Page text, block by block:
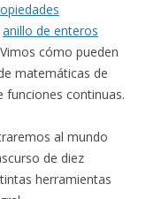
anillo de enteros
cómo pueden
matemáticas de
funciones continuas.
al mundo
de diez
herramientas